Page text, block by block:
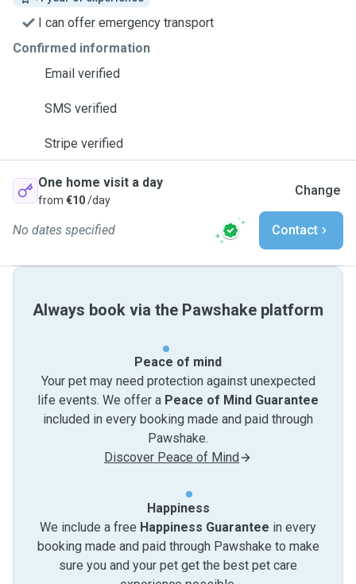
I can offer emergency transport
Confirmed information
Email verified
SMS verified
Stripe verified
One home visit a day
from €10/day
Change
No dates specified Contact
Always book via the Pawshake platform
Peace of mind
Your pet may need protection against unexpected
life events. We offer a Peace of Mind Guarantee
included in every booking made and paid through
Pawshake.
Discover Peace of Mind
Happiness
We include a free Happiness Guarantee in every
booking made and paid through Pawshake to make
sure you and your pet get the best pet care